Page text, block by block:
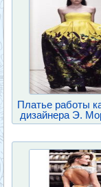
Платье работы
дизайнера Э.